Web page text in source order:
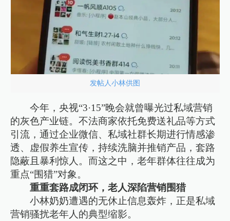
发帖人小林供图
今年，央视“3·15”晚会就曾曝光过私域营销
的灰色产业链。不法商家依托免费送礼品等方式
引流，通过企业微信、私域社群长期进行情感渗
透、虚假养生宣传，持续洗脑并推销产品，套路
隐蔽且暴利惊人。而这之中，老年群体往往成为
重点“围猎”对象。
重重套路成闭环，老人深陷营销围猎
小林奶奶遭遇的无休止信息轰炸，正是私域
营销骚扰老年人的典型缩影。